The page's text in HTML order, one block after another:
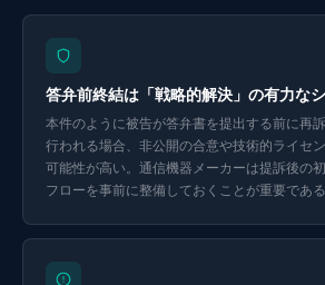
答弁前終結は「戦略的解決」の有力な
本件のように被告が答弁書を提出する前に再
行われる場合、非公開の合意や技術的ライセ
可能性が高い。通信機器メーカーは提訴後の
フローを事前に整備しておくことが重要である